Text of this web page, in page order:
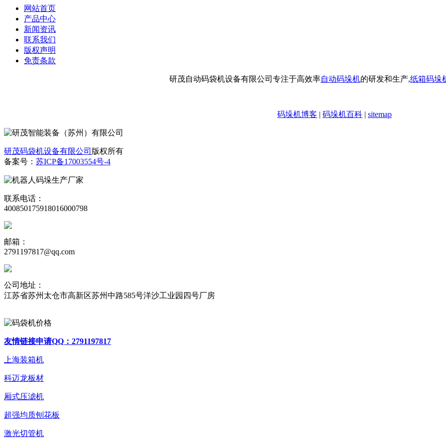
网站首页
产品中心
新闻资讯
联系我们
版权声明
免责条款
研茂自动码袋机设备有限公司专注于高效率自动码垛机的研发和生产,纸箱码垛
码垛机博客 | 码垛机百科 | sitemap
研茂码袋机设备有限公司 版权所有
备案号： 苏ICP备17003554号-4
联系电话：
400850175918016000798
邮箱：
2791197817@qq.com
公司地址：
江苏省苏州太仓市高新区苏州中路585号洋沙工业园四号厂房
友情链接申请QQ：2791197817
上海装箱机
科迈龙板材
厢式压滤机
超强均质刨花板
激光切管机